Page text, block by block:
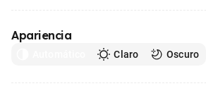
Apariencia
Claro Oscuro